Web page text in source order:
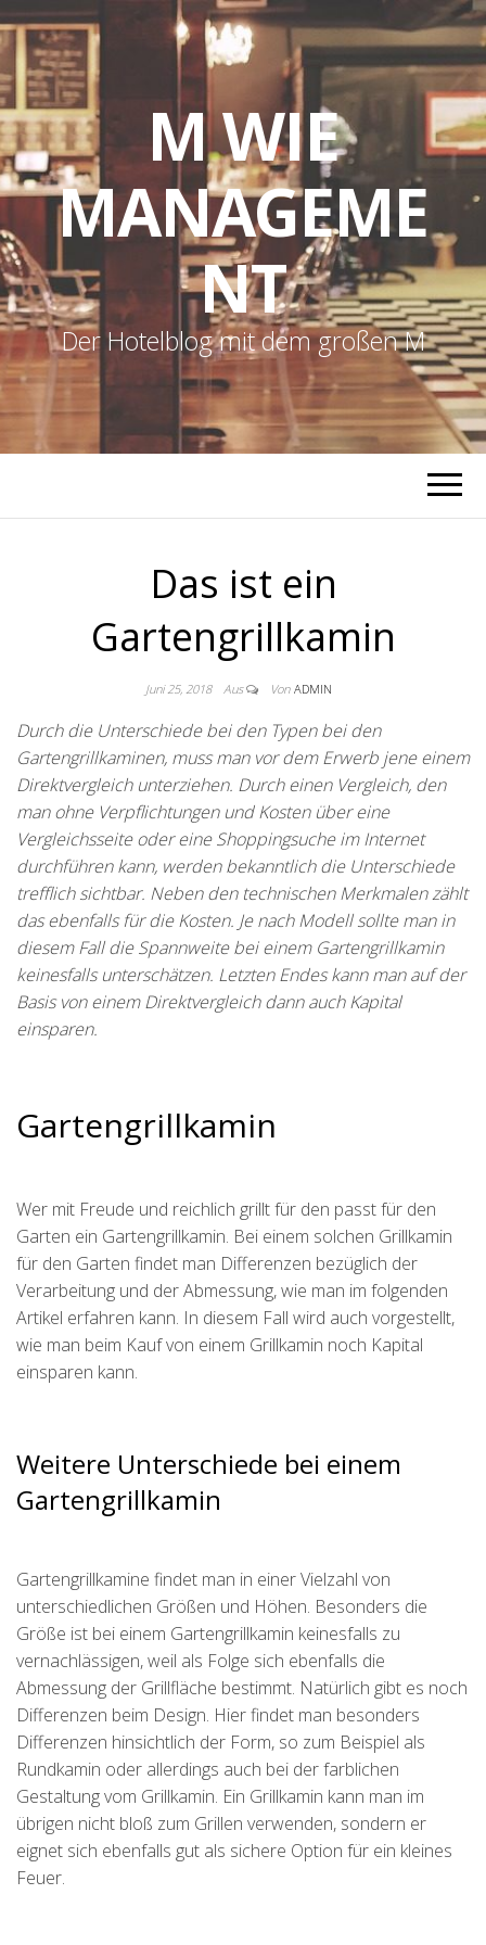
M WIE
MANAGEME
NT
Der Hotelblog mit dem großen M
Das ist ein
Gartengrillkamin
Juni 25, 2018 Aus Von ADMIN
Durch dieUnterschiedebei den Typen bei den
Gartengrillkaminen, muss man vor dem Erwerb jene einem
Direktvergleich unterziehen. Durch einen Vergleich, den
man ohne Verpflichtungen und Kosten über eine
Vergleichsseite oder eine Shoppingsuche im Internet
durchführen kann, werden bekanntlich die Unterschiede
trefflich sichtbar. Neben den technischen Merkmalen zählt
das ebenfalls für die Kosten. Je nach Modell sollte man in
diesem Fall die Spannweite bei einem Gartengrillkamin
keinesfalls unterschätzen. Letzten Endes kann man auf der
Basis von einem Direktvergleich dann auch Kapital
einsparen.
Gartengrillkamin
Wer mit Freude und reichlich grillt für den passt für den
Garten ein Gartengrillkamin. Bei einem solchen Grillkamin
für den Garten findet man Differenzen bezüglich der
Verarbeitung und der Abmessung, wie man im folgenden
Artikel erfahren kann. In diesem Fall wird auch vorgestellt,
wie man beim Kauf von einem Grillkamin noch Kapital
einsparen kann.
Weitere Unterschiede bei einem
Gartengrillkamin
Gartengrillkamine findet man in einer Vielzahl von
unterschiedlichen Größen und Höhen. Besonders die
Größe ist bei einem Gartengrillkamin keinesfalls zu
vernachlässigen, weil als Folge sich ebenfalls die
Abmessung der Grillfläche bestimmt. Natürlich gibt es noch
Differenzen beim Design. Hier findet man besonders
Differenzen hinsichtlich der Form, so zum Beispiel als
Rundkamin oder allerdings auch bei der farblichen
Gestaltung vom Grillkamin. Ein Grillkamin kann man im
übrigen nicht bloß zum Grillen verwenden, sondern er
eignet sich ebenfalls gut als sichere Option für ein kleines
Feuer.